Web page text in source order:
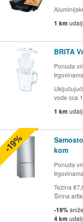
1 km
BRITA
Ponuda
trgovinama
vode cca
1 km
kom
Ponuda
trgovinama
Težina
Širina
-19%
4 km
-19%